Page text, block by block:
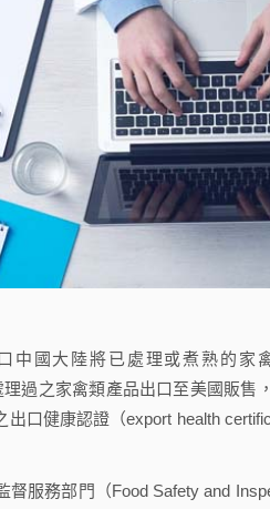
國大陸將已處理或煮熟的家禽
過之家禽類產品出口至美國販
口健康認證（export health
務部門（Food Safety and